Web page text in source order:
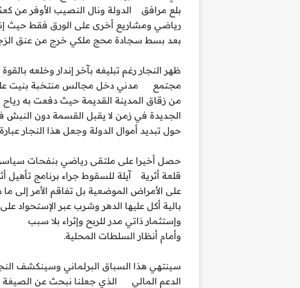
بلع مرافق الدولة ونال النصيب الأوفر من
رياضي ومشاريع أخرى على الورق فقط حيث
بعد بسط سجادة محج ملكي خرج من عنق
ظهر النجار رغم تبليغه بآخر إندار وخلعه
مجتمع مدني دخل مجالس منتخبة بنيت على
من زقاق المدينة القديمة حيث دفعت به
الجديدة في زمن لا يقبل القسمة دون
حول تبديد أموال الدولة وجعل هذا النجار
حصل أخيرا على ملتقى رياضي بنفحات
قلعة أثرية آيلة للسقوط جراء برنامج تأهيل
على الأمراض الموضعية بل تفاقم الأمر إلى
بالية أكل عليها الدهر وشرب عبر الإستحواد
وإستثمار ذاتي مدر للربح وإثراء بلا سبب
وأمام أنظار السلطات المحلية.
سينتهي هذا السباق البرلماني وسينكشف
الدعم المالي الذي جعلنا نبحث عن الصيغة